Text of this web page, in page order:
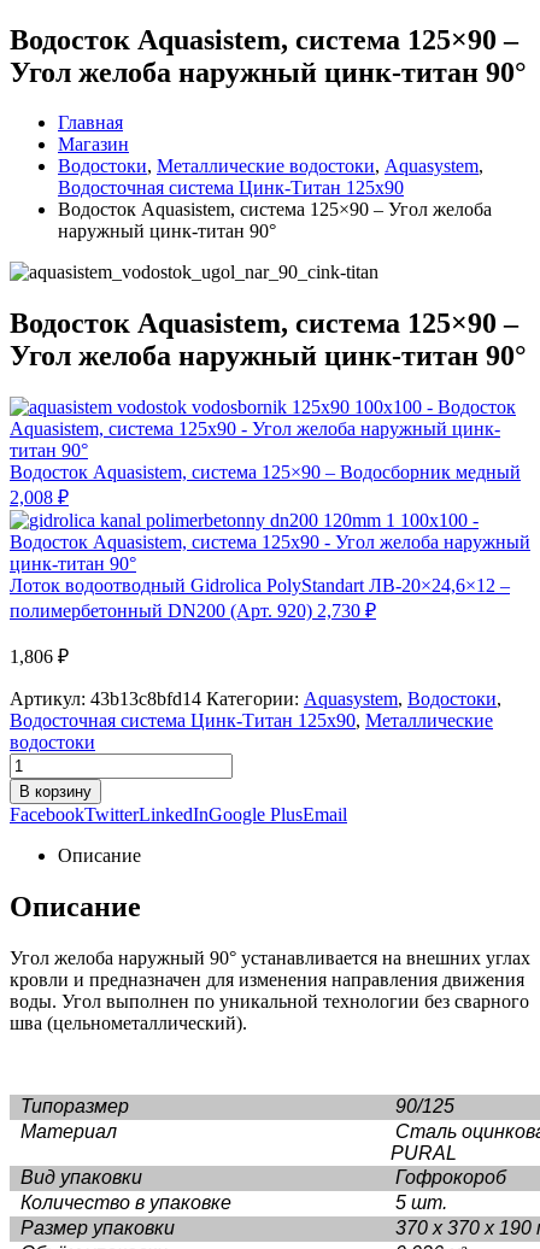
Водосток Aquasistem, система 125×90 –
Угол желоба наружный цинк-титан 90°
Главная
Магазин
Водостоки, Металлические водостоки, Aquasystem,
Водосточная система Цинк-Титан 125x90
Водосток Aquasistem, система 125×90 – Угол желоба
наружный цинк-титан 90°
Водосток Aquasistem, система 125×90 –
Угол желоба наружный цинк-титан 90°
Водосток Aquasistem, система 125×90 – Водосборник медный
2,008 ₽
Лоток водоотводный Gidrolica PolyStandart ЛВ-20×24,6×12 –
полимербетонный DN200 (Арт. 920) 2,730 ₽
1,806 ₽
Артикул: 43b13c8bfd14 Категории: Aquasystem, Водостоки,
Водосточная система Цинк-Титан 125x90, Металлические
водостоки
В корзину
FacebookTwitterLinkedInGoogle PlusEmail
Описание
Описание
Угол желоба наружный 90° устанавливается на внешних углах
кровли и предназначен для изменения направления движения
воды. Угол выполнен по уникальной технологии без сварного
шва (цельнометаллический).
Типоразмер
90/125
Материал
Сталь
PURAL
Вид упаковки
Гофрокороб
Количество в упаковке
5 шт.
Размер упаковки
370 х 370 х 190